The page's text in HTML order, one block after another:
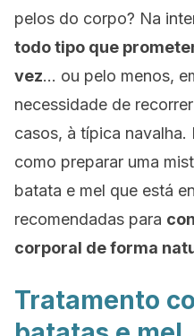
pelos do corpo? Na
todo tipo que
vez… ou pelo menos,
necessidade de
casos, à típica navalha.
como preparar uma
batata e mel que está
recomendadas para
corporal de forma
Tratamento